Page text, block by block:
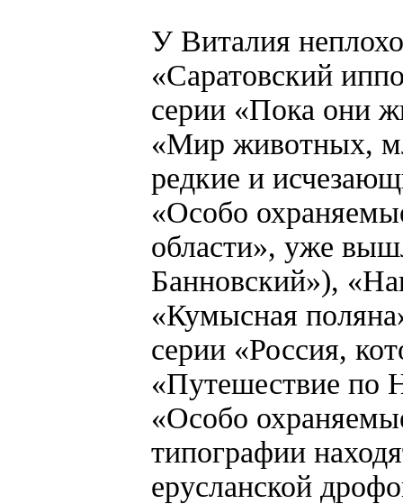
У Виталия
«Саратовский
серии «Пока они
«Мир животных,
редкие и
«Особо
области», уже
Банновский»),
«Кумысная
серии «Россия,
«Путешествие по
«Особо
типографии
ерусланской